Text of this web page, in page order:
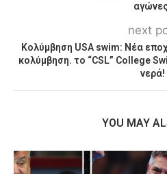
next
Κολύμβηση USA swim: Νέα
κολύμβηση. το “CSL” College
νερά!
YOU MAY